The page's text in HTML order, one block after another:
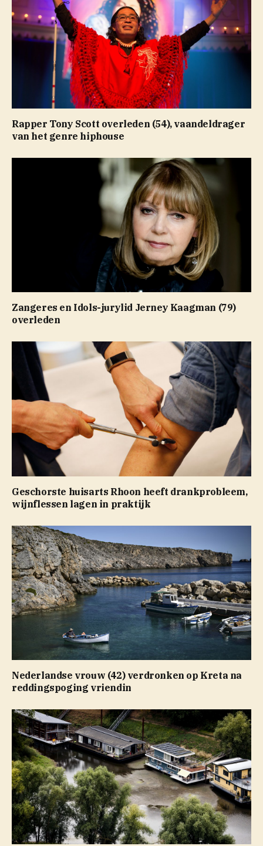
Rapper Tony Scott overleden (54), vaandeldrager
van het genre hiphouse
Zangeres en Idols-jurylid Jerney Kaagman (79)
overleden
Geschorste huisarts Rhoon heeft drankprobleem,
wijnflessen lagen in praktijk
Nederlandse vrouw (42) verdronken op Kreta na
reddingspoging vriendin